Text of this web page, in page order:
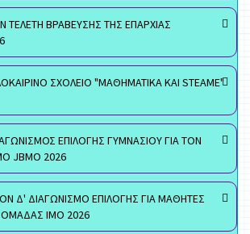
ΤΕΛΕΤΗ ΒΡΑΒΕΥΣΗΣ ΤΗΣ ΕΠΑΡΧΙΑΣ
ΣΧΟΛΕΙΟ "ΜΑΘΗΜΑΤΙΚΑ ΚΑΙ STEAME"
ΕΠΙΛΟΓΗΣ ΓΥΜΝΑΣΙΟΥ ΓΙΑ ΤΟΝ
JBMO 2026
Δ' ΔΙΑΓΩΝΙΣΜΟ ΕΠΙΛΟΓΗΣ ΓΙΑ ΜΑΘΗΤΕΣ
ΟΜΑΔΑΣ ΙΜΟ 2026